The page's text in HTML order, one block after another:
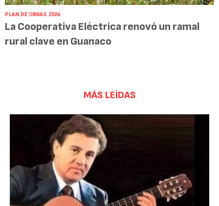
PLAN DE OBRAS 2026
La Cooperativa Eléctrica renovó un ramal
rural clave en Guanaco
MÁS LEÍDAS